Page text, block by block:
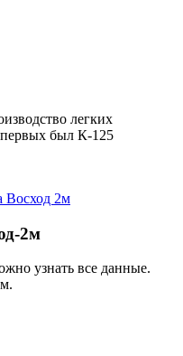
легких
был К-125
2м
узнать все данные.